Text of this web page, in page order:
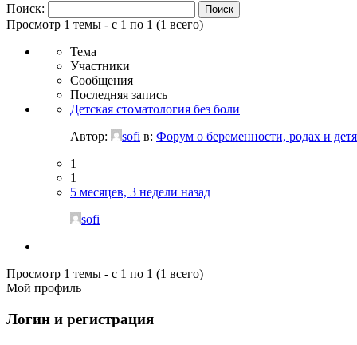
Поиск:
Просмотр 1 темы - с 1 по 1 (1 всего)
Тема
Участники
Сообщения
Последняя запись
Детская стоматология без боли
Автор:
sofi в: Форум о беременности, родах и
1
1
5 месяцев, 3 недели назад
sofi
Просмотр 1 темы - с 1 по 1 (1 всего)
Мой профиль
Логин и регистрация